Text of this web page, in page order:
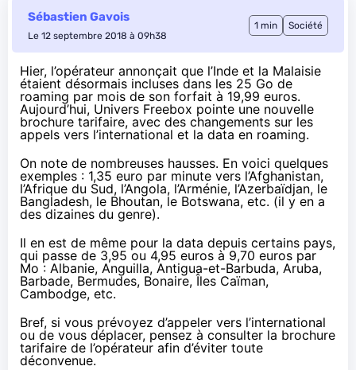
Sébastien Gavois
Le 12 septembre 2018 à 09h38
1 min Société
Hier, l’opérateur annonçait que l’Inde et la Malaisie
étaient désormais incluses dans les 25 Go de
roaming par mois de son forfait à 19,99 euros.
Aujourd’hui, Univers Freebox pointe une nouvelle
brochure tarifaire, avec des changements sur les
appels vers l’international et la data en roaming.
On note de nombreuses hausses. En voici quelques
exemples : 1,35 euro par minute vers l’Afghanistan,
l’Afrique du Sud, l’Angola, l’Arménie, l’Azerbaïdjan, le
Bangladesh, le Bhoutan, le Botswana, etc. (il y en a
des dizaines du genre).
Il en est de même pour la data depuis certains pays,
qui passe de 3,95 ou 4,95 euros à 9,70 euros par
Mo : Albanie, Anguilla, Antigua-et-Barbuda, Aruba,
Barbade, Bermudes, Bonaire, Îles Caïman,
Cambodge, etc.
Bref, si vous prévoyez d’appeler vers l’international
ou de vous déplacer, pensez à consulter la brochure
tarifaire de l’opérateur afin d’éviter toute
déconvenue.